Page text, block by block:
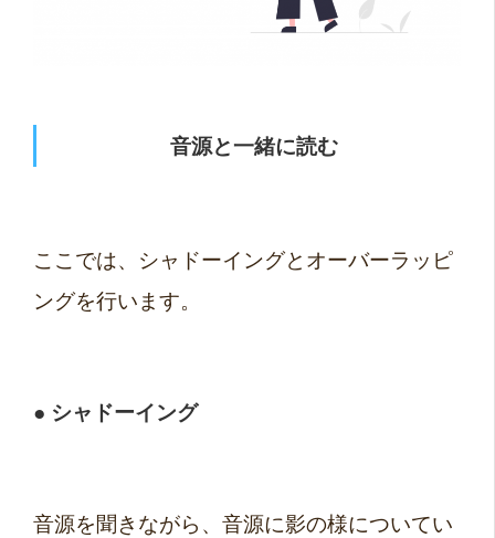
音源と一緒に読む
ここでは、シャドーイングとオーバーラッピ
ングを行います。
● シャドーイング
音源を聞きながら、音源に影の様についてい